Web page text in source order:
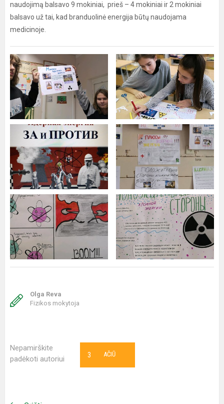
naudojimą balsavo 9 mokiniai, prieš – 4 mokiniai ir 2 mokiniai
balsavo už tai, kad branduolinė energija būtų naudojama
medicinoje.
Olga Reva
Fizikos mokytoja
Nepamirškite
padėkoti autoriui
AČIŪ
3